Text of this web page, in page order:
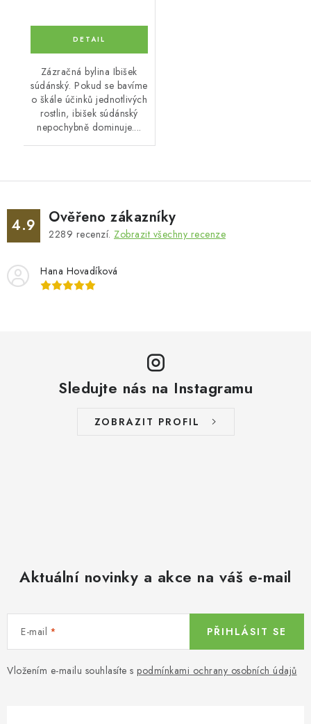
Zázračná bylina Ibišek
súdánský. Pokud se bavíme
o škále účinků jednotlivých
rostlin, ibišek súdánský
nepochybně dominuje....
4.9 Ověřeno zákazníky
2289 recenzí. Zobrazit všechny recenze
Hana Hovadíková
Sledujte nás na Instagramu
ZOBRAZIT PROFIL
Aktuální novinky a akce na váš e-mail
E-mail
Vložením e-mailu souhlasíte s podmínkami ochrany osobních údajů
PŘIHLÁSIT SE